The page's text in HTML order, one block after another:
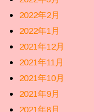
2022年2月
2022年1月
2021年12月
2021年11月
2021年10月
2021年9月
2021年8月